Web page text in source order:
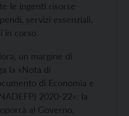
le ingenti risorse
servizi essenziali,
in corso.
un margine di
la «Nota di
di Economia e
2020-22»: la
al Governo,